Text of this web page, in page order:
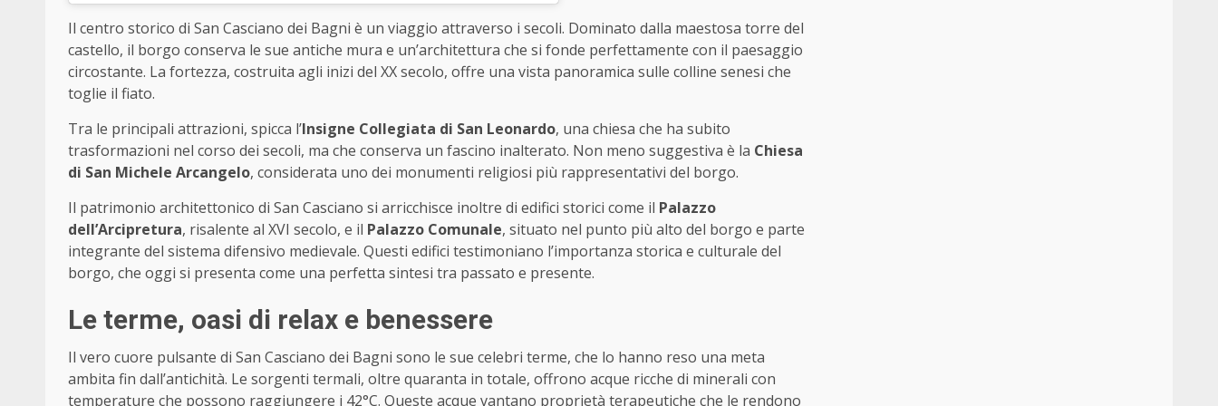
Il centro storico di San Casciano dei Bagni è un viaggio attraverso i secoli. Dominato dalla maestosa torre del
castello, il borgo conserva le sue antiche mura e un’architettura che si fonde perfettamente con il paesaggio
circostante. La fortezza, costruita agli inizi del XX secolo, offre una vista panoramica sulle colline senesi che
toglie il fiato.
Tra le principali attrazioni, spicca l’Insigne Collegiata di San Leonardo, una chiesa che ha subito
trasformazioni nel corso dei secoli, ma che conserva un fascino inalterato. Non meno suggestiva è la Chiesa
di San Michele Arcangelo, considerata uno dei monumenti religiosi più rappresentativi del borgo.
Il patrimonio architettonico di San Casciano si arricchisce inoltre di edifici storici come il Palazzo
dell’Arcipretura, risalente al XVI secolo, e il Palazzo Comunale, situato nel punto più alto del borgo e parte
integrante del sistema difensivo medievale. Questi edifici testimoniano l’importanza storica e culturale del
borgo, che oggi si presenta come una perfetta sintesi tra passato e presente.
Le terme, oasi di relax e benessere
Il vero cuore pulsante di San Casciano dei Bagni sono le sue celebri terme, che lo hanno reso una meta
ambita fin dall’antichità. Le sorgenti termali, oltre quaranta in totale, offrono acque ricche di minerali con
temperature che possono raggiungere i 42°C. Queste acque vantano proprietà terapeutiche che le rendono